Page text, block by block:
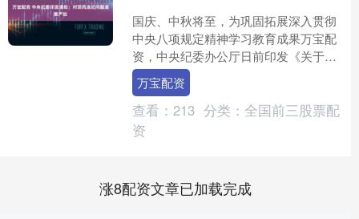
国庆、中秋将至，为巩固拓展深入贯彻
中央八项规定精神学习教育成果万宝配
资，中央纪委办公厅日前印发《关于国
庆中秋期间严格落实中央八项规定精
神、从严纠治“四风”的通知....
万宝配资
查看： 213 分类： 全国前三股票配
资
涨8配资文章已加载完成